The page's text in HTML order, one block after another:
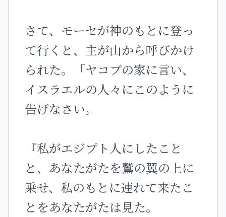
さて、モーセが神のもとに登っ
て行くと、主が山から呼びかけ
られた。「ヤコブの家に言い、
イスラエルの人々にこのように
告げなさい。
『私がエジプト人にしたこと
と、あなたがたを鷲の翼の上に
乗せ、私のもとに連れて来たこ
とをあなたがたは見た。